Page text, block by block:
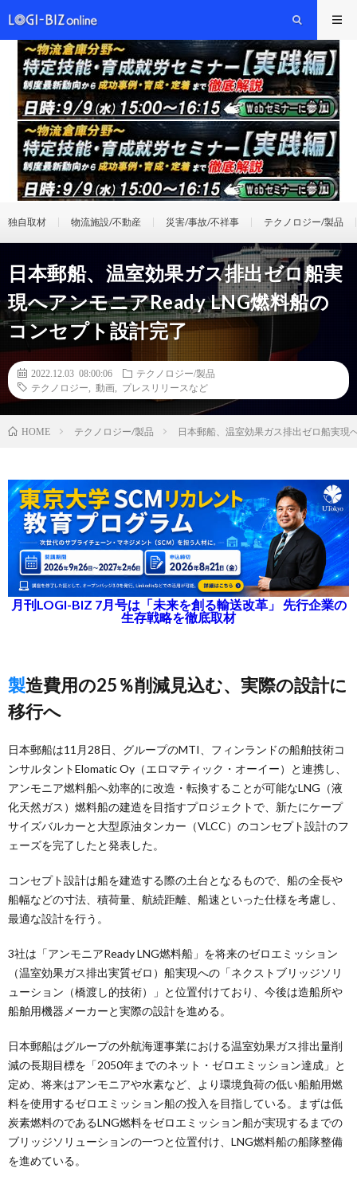
独自取材 物流施設/不動産 災害/事故/不祥事 テクノロジー/製品
日本郵船、温室効果ガス排出ゼロ船実
現へアンモニアReady LNG燃料船の
コンセプト設計完了
2022.12.03 08:00:06
テクノロジー/製品
テクノロジー
動画 プレスリリースなど
HOME テクノロジー/製品 日本郵船、温室効果ガス排出ゼロ船実現
月刊LOGI-BIZ 7月号は「未来を創る輸送改革」 先行企業の
生存戦略を徹底取材
製造費用の25％削減見込む、実際の設計に
移行へ
日本郵船は11月28日、グループのMTI、フィンランドの船舶技術コ
ンサルタントElomatic Oy（エロマティック・オーイー）と連携し、
アンモニア燃料船へ効率的に改造・転換することが可能なLNG（液
化天然ガス）燃料船の建造を目指すプロジェクトで、新たにケープ
サイズバルカーと大型原油タンカー（VLCC）のコンセプト設計のフ
ェーズを完了したと発表した。
コンセプト設計は船を建造する際の土台となるもので、船の全長や
船幅などの寸法、積荷量、航続距離、船速といった仕様を考慮し、
最適な設計を行う。
3社は「アンモニアReady LNG燃料船」を将来のゼロエミッション
（温室効果ガス排出実質ゼロ）船実現への「ネクストブリッジソリ
ューション（橋渡し的技術）」と位置付けており、今後は造船所や
船舶用機器メーカーと実際の設計を進める。
日本郵船はグループの外航海運事業における温室効果ガス排出量削
減の長期目標を「2050年までのネット・ゼロエミッション達成」と
定め、将来はアンモニアや水素など、より環境負荷の低い船舶用燃
料を使用するゼロエミッション船の投入を目指している。まずは低
炭素燃料のであるLNG燃料をゼロエミッション船が実現するまでの
ブリッジソリューションの一つと位置付け、LNG燃料船の船隊整備
を進めている。